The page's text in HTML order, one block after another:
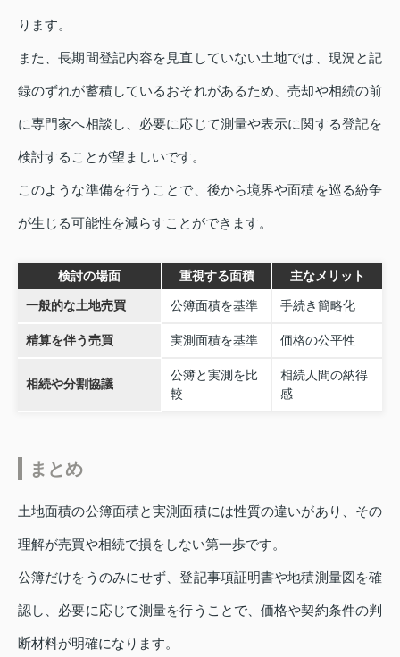
ります。
また、長期間登記内容を見直していない土地では、現況と記
録のずれが蓄積しているおそれがあるため、売却や相続の前
に専門家へ相談し、必要に応じて測量や表示に関する登記を
検討することが望ましいです。
このような準備を行うことで、後から境界や面積を巡る紛争
が生じる可能性を減らすことができます。
検討の場面 重視する面積 主なメリット
一般的な土地売買 公簿面積を基準 手続き簡略化
精算を伴う売買 実測面積を基準 価格の公平性
相続や分割協議
公簿と実測を比
較
相続人間の納得
感
まとめ
土地面積の公簿面積と実測面積には性質の違いがあり、その
理解が売買や相続で損をしない第一歩です。
公簿だけをうのみにせず、登記事項証明書や地積測量図を確
認し、必要に応じて測量を行うことで、価格や契約条件の判
断材料が明確になります。